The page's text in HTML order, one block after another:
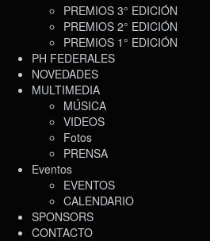
PREMIOS 3° EDICIÓN
PREMIOS 2° EDICIÓN
PREMIOS 1° EDICIÓN
PH FEDERALES
NOVEDADES
MULTIMEDIA
MÚSICA
VIDEOS
Fotos
PRENSA
Eventos
EVENTOS
CALENDARIO
SPONSORS
CONTACTO